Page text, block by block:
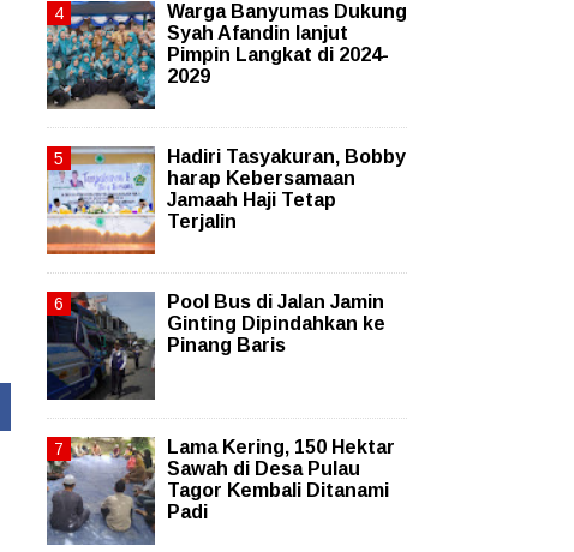
Warga Banyumas Dukung
Syah Afandin lanjut
Pimpin Langkat di 2024-
2029
Hadiri Tasyakuran, Bobby
harap Kebersamaan
Jamaah Haji Tetap
Terjalin
Pool Bus di Jalan Jamin
Ginting Dipindahkan ke
Pinang Baris
Lama Kering, 150 Hektar
Sawah di Desa Pulau
Tagor Kembali Ditanami
Padi